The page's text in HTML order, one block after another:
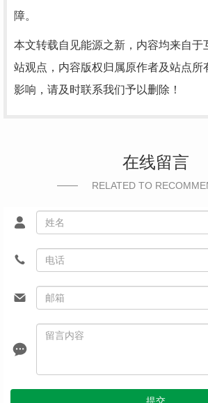
障。
本文转载自见能源之新，内容均来自于
站观点，内容版权归属原作者及站点所
影响，请及时联系我们予以删除！
在线留言
RELATED TO